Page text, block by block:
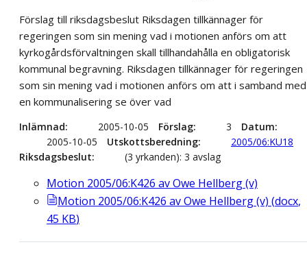
Förslag till riksdagsbeslut Riksdagen tillkännager för
regeringen som sin mening vad i motionen anförs om att
kyrkogårdsförvaltningen skall tillhandahålla en obligatorisk
kommunal begravning. Riksdagen tillkännager för regeringen
som sin mening vad i motionen anförs om att i samband med
en kommunalisering se över vad
Inlämnad 2005-10-05 Förslag 3
Datum
2005-10-05
Utskottsberedning
2005/06:KU18
Riksdagsbeslut
(3 yrkanden): 3 avslag
Motion 2005/06:K426 av Owe Hellberg (v)
Motion 2005/06:K426 av Owe Hellberg (v) (docx,
45 KB)